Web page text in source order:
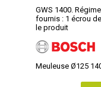
GWS 1400.
fournis : 1 écrou
le produit
Meuleuse Ø125